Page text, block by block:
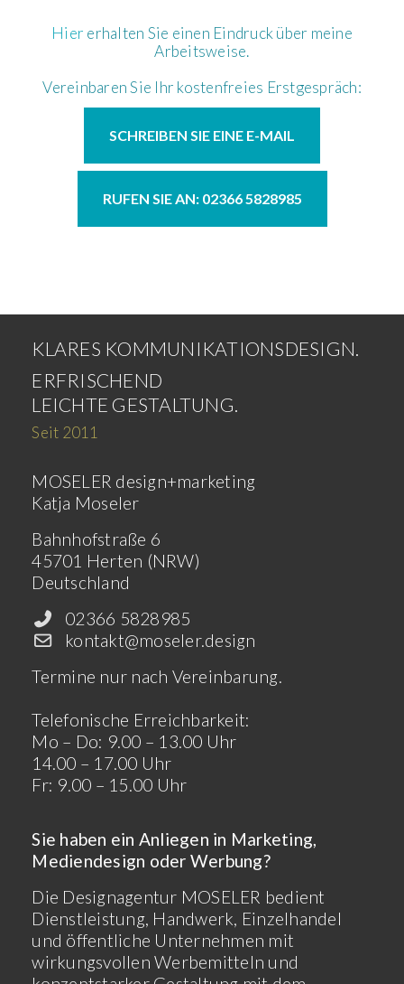
Hier erhalten Sie einen Eindruck über meine
Arbeitsweise.
Vereinbaren Sie Ihr kostenfreies Erstgespräch:
SCHREIBEN SIE EINE E-MAIL
RUFEN SIE AN: 02366 5828985
KLARES KOMMUNIKATIONSDESIGN.
ERFRISCHEND
LEICHTE GESTALTUNG.
Seit 2011
MOSELER design+marketing
Katja Moseler
Bahnhofstraße 6
45701 Herten (NRW)
Deutschland
02366 5828985
kontakt@moseler.design
Termine nur nach Vereinbarung.
Telefonische Erreichbarkeit:
Mo – Do: 9.00 – 13.00 Uhr
14.00 – 17.00 Uhr
Fr: 9.00 – 15.00 Uhr
Sie haben ein Anliegen in Marketing,
Mediendesign oder Werbung?
Die Designagentur MOSELER bedient
Dienstleistung, Handwerk, Einzelhandel
und öffentliche Unternehmen mit
wirkungsvollen Werbemitteln und